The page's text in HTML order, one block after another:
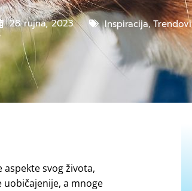
28 rujna, 2023 Inspiracija,Trendovi
svog života,
a mnoge